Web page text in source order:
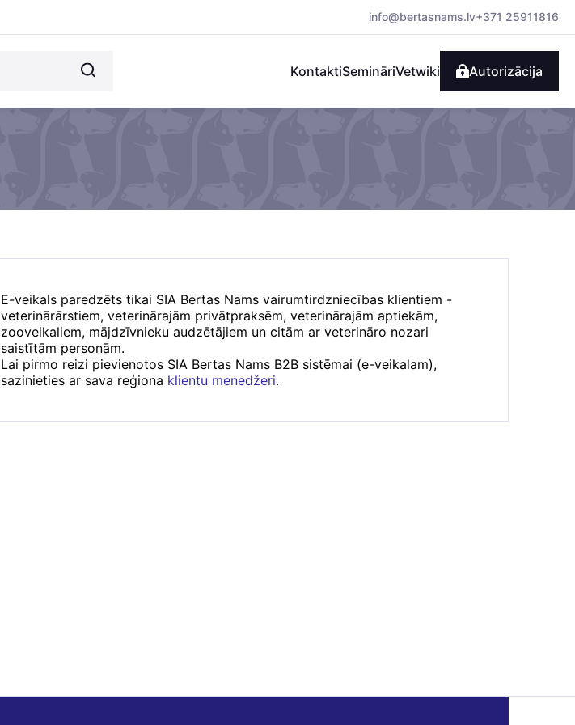
info@bertasnams.lv+371 25911816
KontaktiSemināriVetwiki Autorizācija
E-veikals paredzēts tikai SIA Bertas Nams vairumtirdzniecības klientiem -
veterinārārstiem, veterinārajām privātpraksēm, veterinārajām aptiekām,
zooveikaliem, mājdzīvnieku audzētājiem un citām ar veterināro nozari
saistītām personām.
Lai pirmo reizi pievienotos SIA Bertas Nams B2B sistēmai (e-veikalam),
sazinieties ar sava reģiona klientu menedžeri.